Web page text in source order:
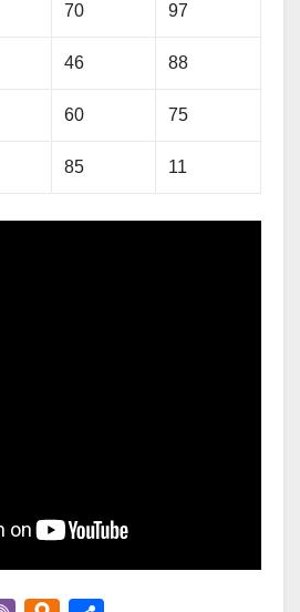
70 97
46 88
60 75
85 11